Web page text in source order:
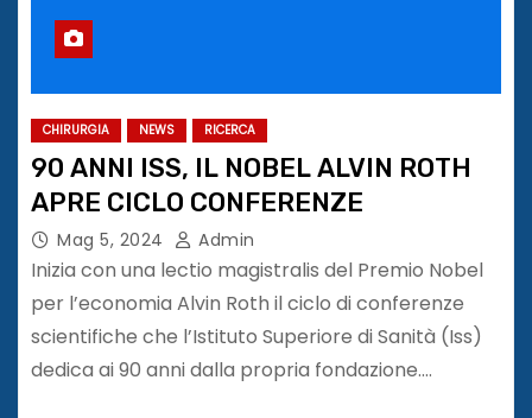
CHIRURGIA NEWS RICERCA
90 ANNI ISS, IL NOBEL ALVIN ROTH
APRE CICLO CONFERENZE
Mag 5, 2024 Admin
Inizia con una lectio magistralis del Premio Nobel
per l’economia Alvin Roth il ciclo di conferenze
scientifiche che l’Istituto Superiore di Sanità (Iss)
dedica ai 90 anni dalla propria fondazione.…